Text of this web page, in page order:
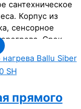
сантехническое
Корпус из
сенсорное
Срок
гостиниц,
прямого